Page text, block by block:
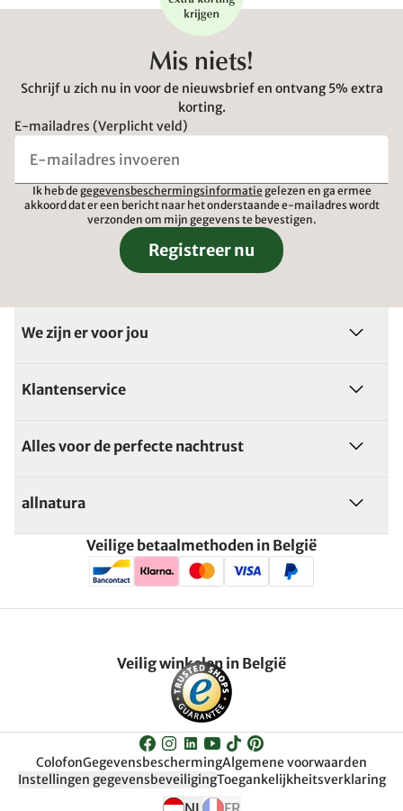
Mis niets!
Schrijf u zich nu in voor de nieuwsbrief en ontvang 5% extra
korting.
E-mailadres (Verplicht veld)
Ik heb de gegevensbeschermingsinformatie gelezen en ga ermee
akkoord dat er een bericht naar het onderstaande e-mailadres wordt
verzonden om mijn gegevens te bevestigen.
Registreer nu
We zijn er voor jou
Klantenservice
Alles voor de perfecte nachtrust
allnatura
Veilige betaalmethoden in België
Veilig winkelen in België
ColofonGegevensbeschermingAlgemene voorwaarden
Instellingen gegevensbeveiligingToegankelijkheitsverklaring